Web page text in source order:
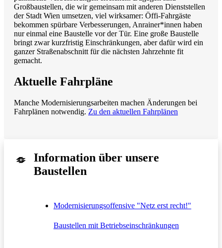
Großbaustellen, die wir gemeinsam mit anderen Dienststellen
der Stadt Wien umsetzen, viel wirksamer: Öffi-Fahrgäste
bekommen spürbare Verbesserungen, Anrainer*innen haben
nur einmal eine Baustelle vor der Tür. Eine große Baustelle
bringt zwar kurzfristig Einschränkungen, aber dafür wird ein
ganzer Straßenabschnitt für die nächsten Jahrzehnte fit
gemacht.
Aktuelle Fahrpläne
Manche Modernisierungsarbeiten machen Änderungen bei
Fahrplänen notwendig. Zu den aktuellen Fahrplänen
Information über unsere
Baustellen
Modernisierungsoffensive "Netz erst recht!"
Baustellen mit Betriebseinschränkungen